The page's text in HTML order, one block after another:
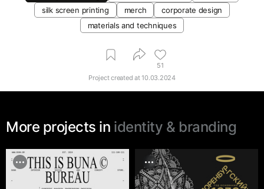
silk screen printing
merch
corporate design
materials and techniques
51
Project created at10.03.2024
More projects in identity & branding